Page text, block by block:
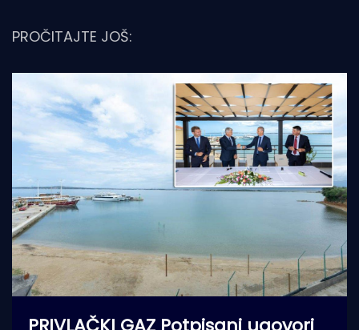
PROČITAJTE JOŠ: